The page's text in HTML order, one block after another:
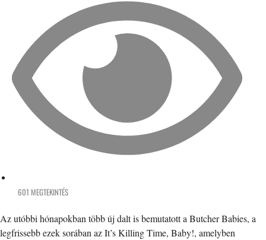
601 MEGTEKINTÉS
Az utóbbi hónapokban több új dalt is bemutatott a Butcher Babies, a
legfrissebb ezek sorában az It’s Killing Time, Baby!, amelyben